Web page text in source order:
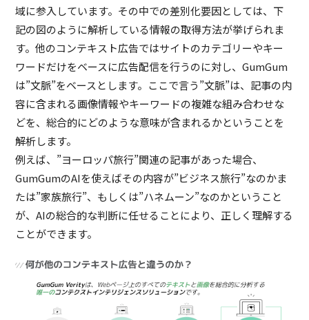
域に参入しています。その中での差別化要因としては、下
記の図のように解析している情報の取得方法が挙げられま
す。他のコンテキスト広告ではサイトのカテゴリーやキー
ワードだけをベースに広告配信を行うのに対し、GumGum
は”文脈”をベースとします。ここで言う”文脈”は、記事の内
容に含まれる画像情報やキーワードの複雑な組み合わせな
どを、総合的にどのような意味が含まれるかということを
解析します。
例えば、”ヨーロッパ旅行”関連の記事があった場合、
GumGumのAIを使えばその内容が”ビジネス旅行”なのかま
たは”家族旅行”、もしくは”ハネムーン”なのかということ
が、AIの総合的な判断に任せることにより、正しく理解する
ことができます。